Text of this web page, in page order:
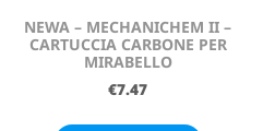
NEWA – MECHANICHEM II –
CARTUCCIA CARBONE PER
MIRABELLO
€7.47